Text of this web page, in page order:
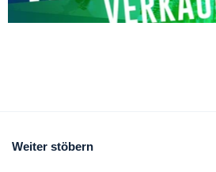
Weiter stöbern